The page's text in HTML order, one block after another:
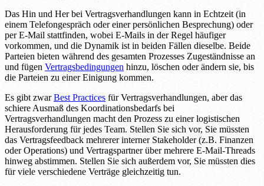
Das Hin und Her bei Vertragsverhandlungen kann in Echtzeit (in
einem Telefongespräch oder einer persönlichen Besprechung) oder
per E-Mail stattfinden, wobei E-Mails in der Regel häufiger
vorkommen, und die Dynamik ist in beiden Fällen dieselbe. Beide
Parteien bieten während des gesamten Prozesses Zugeständnisse an
und fügen Vertragsbedingungen hinzu, löschen oder ändern sie, bis
die Parteien zu einer Einigung kommen.
Es gibt zwarBest Practices für Vertragsverhandlungen, aber das
schiere Ausmaß des Koordinationsbedarfs bei
Vertragsverhandlungen macht den Prozess zu einer logistischen
Herausforderung für jedes Team. Stellen Sie sich vor, Sie müssten
das Vertragsfeedback mehrerer interner Stakeholder (z.B. Finanzen
oder Operations) und Vertragspartner über mehrere E-Mail-Threads
hinweg abstimmen. Stellen Sie sich außerdem vor, Sie müssten dies
für viele verschiedene Verträge gleichzeitig tun.